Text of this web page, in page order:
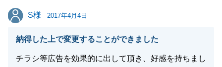
S様
S様 2017年4月4日
納得した上で変更することができました
チラシ等広告を効果的に出して頂き、好感を持ちまし